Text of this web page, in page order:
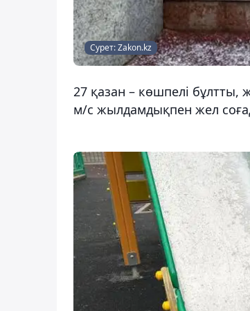
Сурет: Zakon.kz
27 қазан – көшпелі бұлтты,
м/с жылдамдықпен жел